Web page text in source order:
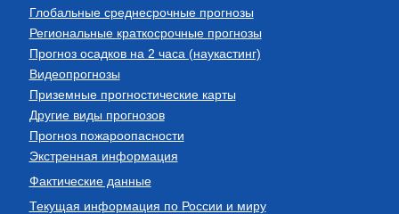
Глобальные среднесрочные прогнозы
Региональные краткосрочные прогнозы
Прогноз осадков на 2 часа (наукастинг)
Видеопрогнозы
Приземные прогностические карты
Другие виды прогнозов
Прогноз пожароопасности
Экстренная информация
Фактические данные
Текущая информация по России и миру